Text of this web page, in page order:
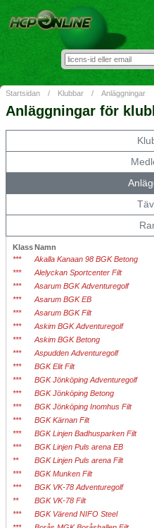
Startsidan / Klubbar / Anläggningar
Anläggningar för
KlassNamn
***
Akalla Kanaan 98 BGK Betong
***
Alelyckan Sportcenter Filt
***
Asarum BGK Adventuregolf
***
Asarum BGK EB
***
Asarum BGK Filt
***
Askim BGK Adventuregolf
***
Askim BGK Betong
***
Aspudden Adventuregolf
***
BGK Elit Filt
***
BGK Jönköping Adventuregolf
***
BGK Jönköping Betong
***
BGK Jönköping Inomhus Filt
***
BGK Kärnan Filt
***
BGK Linjen Badhusparken Filt
***
BGK Linjen Puls arena EB
**
BGK Linjen Puls arena Filt
***
BGK Munken Filt
***
BGK VK-78 Adventuregolf
**
BGK VK-78 Filt
***
BGK Värend NIFO Steel